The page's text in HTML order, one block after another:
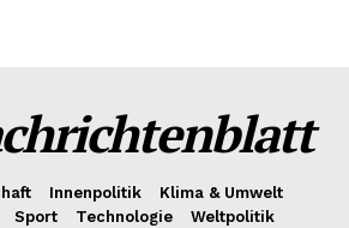
Innenpolitik
Klima & Umwelt
Sport Technologie
Weltpolitik